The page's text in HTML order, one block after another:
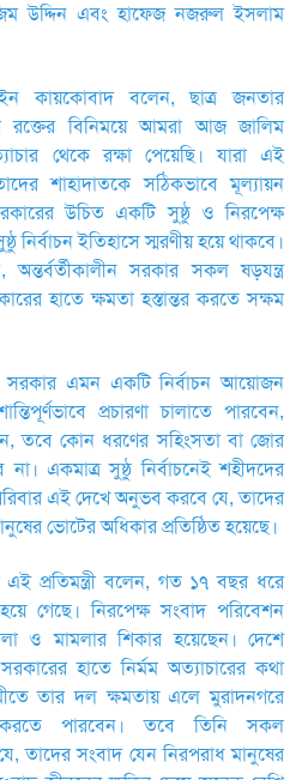
উদ্দিন এবং হাফেজ নজরুল ইসলাম
কায়কোবাদ বলেন, ছাত্র জনতার
বিনিময়ে আমরা আজ জালিম
থেকে রক্ষা পেয়েছি। যারা এই
শাহাদাতকে সঠিকভাবে মূল্যায়ন
উচিত একটি সুষ্ঠু ও নিরপেক্ষ
ইতিহাসে স্মরণীয় হয়ে থাকবে।
সরকার সকল ষড়যন্ত্র
হাতে ক্ষমতা হস্তান্তর করতে সক্ষম
এমন একটি নির্বাচন আয়োজন
প্রচারণা চালাতে পারবেন,
তবে কোন ধরণের সহিংসতা বা জোর
একমাত্র সুষ্ঠু নির্বাচনেই শহীদদের
এই দেখে অনুভব করবে যে, তাদের
ভোটের অধিকার প্রতিষ্ঠিত হয়েছে।
এই প্রতিমন্ত্রী বলেন, গত ১৭ বছর ধরে
গেছে। নিরপেক্ষ সংবাদ পরিবেশন
ও মামলার শিকার হয়েছেন। দেশে
হাতে নির্মম অত্যাচারের কথা
তার দল ক্ষমতায় এলে মুরাদনগরে
করতে পারবেন। তবে তিনি সকল
তাদের সংবাদ যেন নিরপরাধ মানুষের